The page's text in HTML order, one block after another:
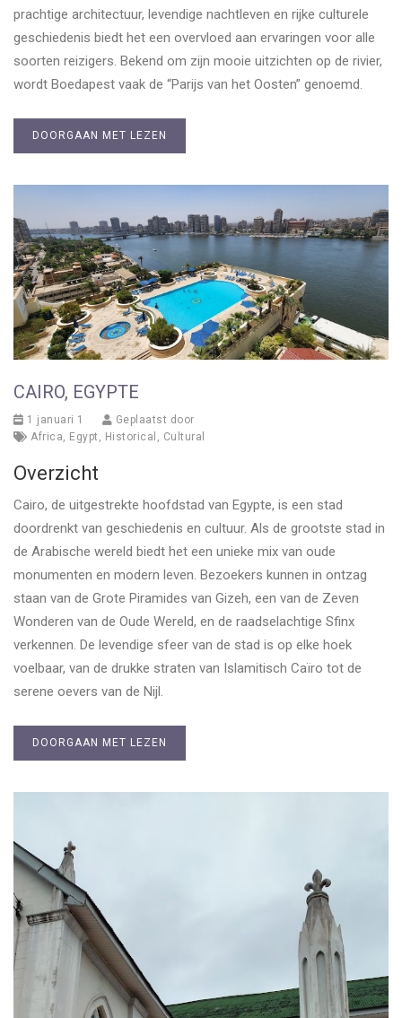
prachtige architectuur, levendige nachtleven en rijke culturele
geschiedenis biedt het een overvloed aan ervaringen voor alle
soorten reizigers. Bekend om zijn mooie uitzichten op de rivier,
wordt Boedapest vaak de “Parijs van het Oosten” genoemd.
DOORGAAN MET LEZEN
CAIRO, EGYPTE
1 januari 1
Geplaatst door
Africa
Egypt Historical Cultural
Overzicht
Cairo, de uitgestrekte hoofdstad van Egypte, is een stad
doordrenkt van geschiedenis en cultuur. Als de grootste stad in
de Arabische wereld biedt het een unieke mix van oude
monumenten en modern leven. Bezoekers kunnen in ontzag
staan van de Grote Piramides van Gizeh, een van de Zeven
Wonderen van de Oude Wereld, en de raadselachtige Sfinx
verkennen. De levendige sfeer van de stad is op elke hoek
voelbaar, van de drukke straten van Islamitisch Caïro tot de
serene oevers van de Nijl.
DOORGAAN MET LEZEN